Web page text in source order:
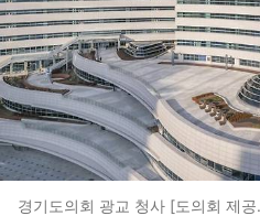
경기도의회 광교 청사 [도의회 제